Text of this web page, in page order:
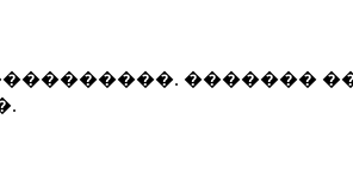
�������